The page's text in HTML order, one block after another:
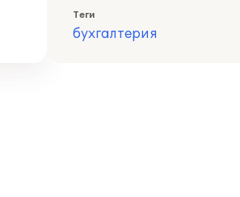
Теги
бухгалтерия